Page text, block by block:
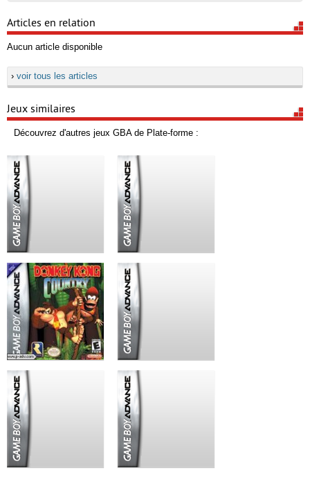
Articles en relation
Aucun article disponible
› voir tous les articles
Jeux similaires
Découvrez d'autres jeux GBA de Plate-forme :